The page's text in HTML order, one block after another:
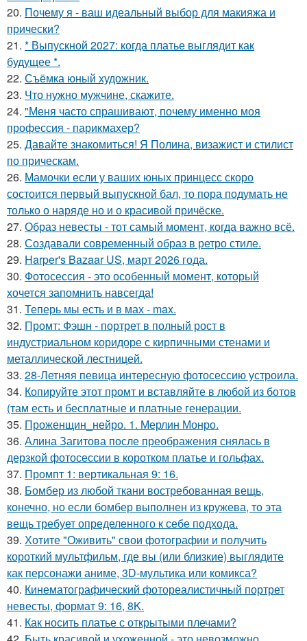
20. Почему я - ваш идеальный выбор для макияжа и
прически?
21. * Выпускной 2027: когда платье выглядит как
будущее *.
22. Съёмка юный художник.
23. Что нужно мужчине, скажите.
24. "Меня часто спрашивают, почему именно моя
профессия - парикмахер?
25. Давайте знакомиться! Я Полина, визажист и стилист
по прическам.
26. Мамочки если у ваших юных принцесс скоро
состоится первый выпускной бал, то пора подумать не
только о наряде но и о красивой причёске.
27. Образ невесты - тот самый момент, когда важно всё.
28. Создавали современный образ в ретро стиле.
29. Harper's Bazaar US, март 2026 года.
30. Фотосессия - это особенный момент, который
хочется запомнить навсегда!
31. Теперь мы есть и в мах - max.
32. Промт: Фэшн - портрет в полный рост в
индустриальном коридоре с кирпичными стенами и
металлической лестницей.
33. 28-Летняя певица интересную фотосессию устроила.
34. Копируйте этот промт и вставляйте в любой из ботов
(там есть и бесплатные и платные генерации.
35. Проженщин_нейро. 1. Мерлин Монро.
36. Алина Загитова после преображения снялась в
дерзкой фотосессии в коротком платье и гольфах.
37. Промпт 1: вертикальная 9: 16.
38. Бомбер из любой ткани востребованная вещь,
конечно, но если бомбер выполнен из кружева, то эта
вещь требует определенного к себе подхода.
39. Хотите "Оживить" свои фотографии и получить
короткий мультфильм, где вы (или близкие) выглядите
как персонажи аниме, 3D-мультика или комикса?
40. Кинематографический фотореалистичный портрет
невесты, формат 9: 16, 8K.
41. Как носить платье с открытыми плечами?